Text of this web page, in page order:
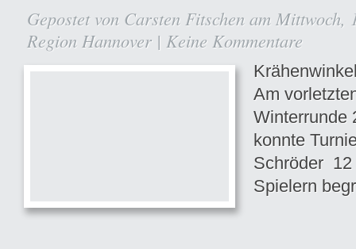
Gepostet von Carsten Fitschen am Mittwoch,
Region Hannover | Keine Kommentare
Am
Winterrunde
konnte
Schröder 12
Spielern